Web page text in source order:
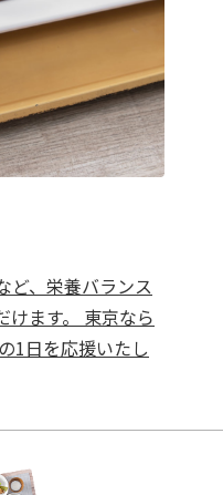
ど、栄養バランス
ます。 東京なら
1日を応援いたし